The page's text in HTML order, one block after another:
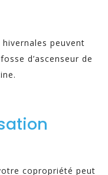
peuvent
d’ascenseur de
copropriété peut